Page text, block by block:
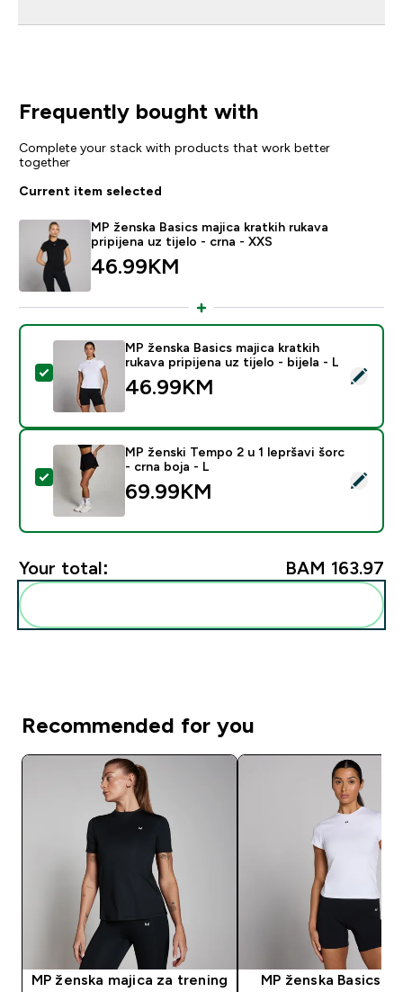
Frequently bought with
Complete your stack with products that work better
together
Current item selected
MP ženska Basics majica kratkih rukava
pripijena uz tijelo - crna - XXS
46.99KM‎
Select this product - MP ženska Basics majica kratkih
MP ženska Basics majica kratkih
rukava pripijena uz tijelo - bijela - L
46.99KM‎
Select this product - MP ženski Tempo 2 u 1 lepršavi
MP ženski Tempo 2 u 1 lepršavi šorc
- crna boja - L
69.99KM‎
Your total: BAM 163.97‎
Recommended for you
MP ženska majica za trening
MP ženska Basics